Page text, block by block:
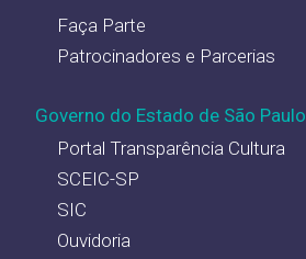
Faça Parte
Patrocinadores e Parcerias
Governo do Estado de São Paulo
Portal Transparência Cultura
SCEIC-SP
SIC
Ouvidoria